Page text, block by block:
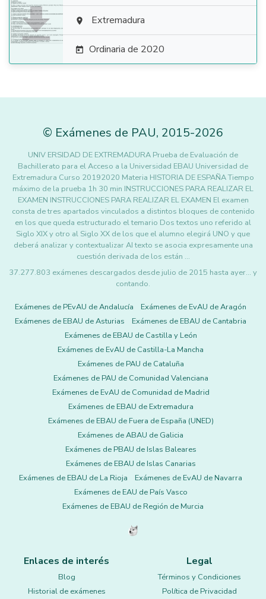
  Extremadura
 Ordinaria de 2020
© Exámenes de PAU, 2015-2026
UNIV ERSIDAD DE EXTREMADURA Prueba de Evaluación de
Bachillerato para el Acceso a la Universidad EBAU Universidad de
Extremadura Curso 20192020 Materia HISTORIA DE ESPAÑA Tiempo
máximo de la prueba 1h 30 min INSTRUCCIONES PARA REALIZAR EL
EXAMEN INSTRUCCIONES PARA REALIZAR EL EXAMEN El examen
consta de tres apartados vinculados a distintos bloques de contenido
en los que queda estructurado el temario Dos textos uno referido al
Siglo XIX y otro al Siglo XX de los que el alumno elegirá UNO y que
deberá analizar y contextualizar AI texto se asocia expresamente una
cuestión derivada de los están …
37.277.803 exámenes descargados desde julio de 2015 hasta ayer... y
contando.
Exámenes de PEvAU de Andalucía
Exámenes de EvAU de Aragón
Exámenes de EBAU de Asturias
Exámenes de EBAU de Cantabria
Exámenes de EBAU de Castilla y León
Exámenes de EvAU de Castilla-La Mancha
Exámenes de PAU de Cataluña
Exámenes de PAU de Comunidad Valenciana
Exámenes de EvAU de Comunidad de Madrid
Exámenes de EBAU de Extremadura
Exámenes de EBAU de Fuera de España (UNED)
Exámenes de ABAU de Galicia
Exámenes de PBAU de Islas Baleares
Exámenes de EBAU de Islas Canarias
Exámenes de EBAU de La Rioja
Exámenes de EvAU de Navarra
Exámenes de EAU de País Vasco
Exámenes de EBAU de Región de Murcia
Enlaces de interés
Blog
Historial de exámenes
Legal
Términos y Condiciones
Política de Privacidad